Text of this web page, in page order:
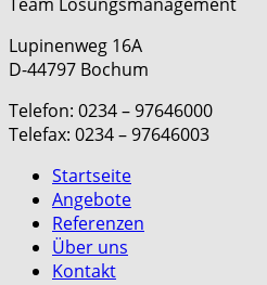
Lupinenweg 16A
D-44797 Bochum
Telefon: 0234 – 97646000
Telefax: 0234 – 97646003
Startseite
Angebote
Referenzen
Über uns
Kontakt